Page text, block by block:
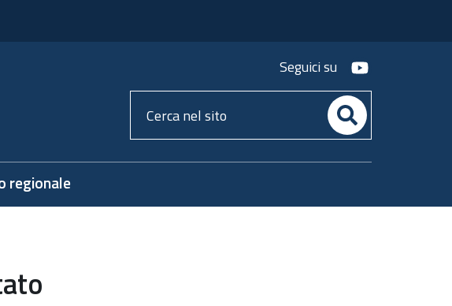
Seguici su youtube
Cerca
nel
regionale